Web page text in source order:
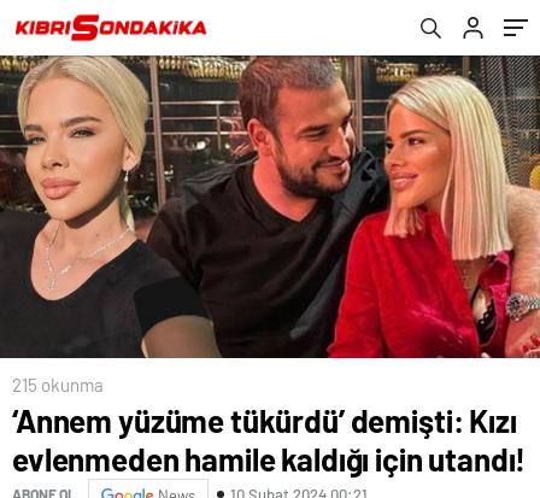
215 okunma
‘Annem yüzüme tükürdü’ demişti: Kızı
evlenmeden hamile kaldığı için utandı!
ABONE OL 10 Şubat 2024 00:21